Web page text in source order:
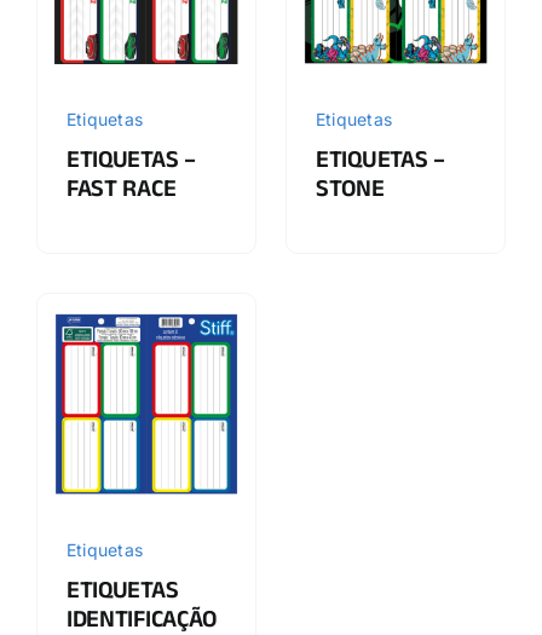
Etiquetas
ETIQUETAS –
FAST RACE
Etiquetas
ETIQUETAS –
STONE
Etiquetas
ETIQUETAS
IDENTIFICAÇÃO